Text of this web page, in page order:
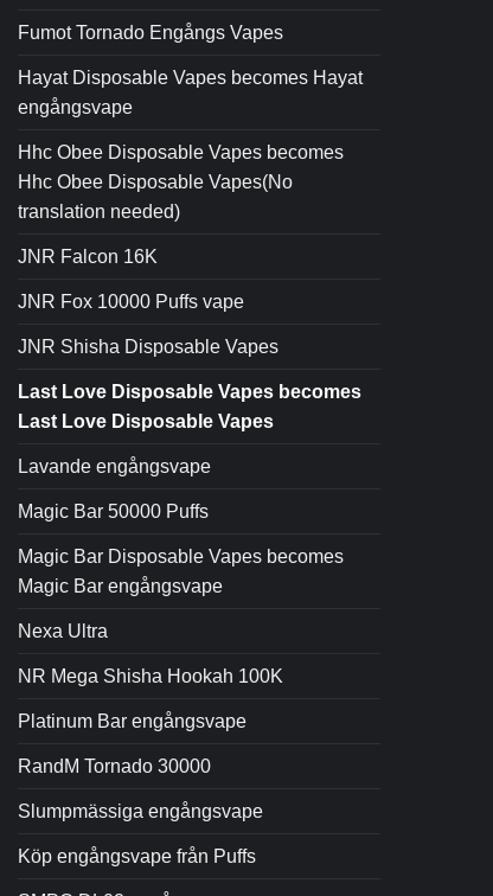
Fumot Tornado Engångs Vapes
Hayat Disposable Vapes becomes Hayat
engångsvape
Hhc Obee Disposable Vapes becomes
Hhc Obee Disposable Vapes(No
translation needed)
JNR Falcon 16K
JNR Fox 10000 Puffs vape
JNR Shisha Disposable Vapes
Last Love Disposable Vapes becomes
Last Love Disposable Vapes
Lavande engångsvape
Magic Bar 50000 Puffs
Magic Bar Disposable Vapes becomes
Magic Bar engångsvape
Nexa Ultra
NR Mega Shisha Hookah 100K
Platinum Bar engångsvape
RandM Tornado 30000
Slumpmässiga engångsvape
Köp engångsvape från Puffs